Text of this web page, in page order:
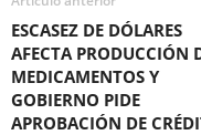
ESCASEZ DE DÓLARES
AFECTA PRODUCCIÓN
MEDICAMENTOS Y
GOBIERNO PIDE
APROBACIÓN DE